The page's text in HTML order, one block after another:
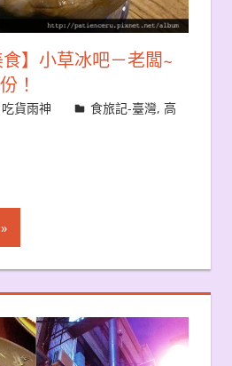
食】小草冰吧－老闆~
！
吃貨雨神 食旅記-臺灣,高